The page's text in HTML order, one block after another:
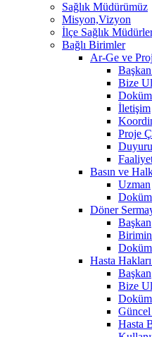
Sağlık Müdürümüz
Misyon,Vizyon
İlçe Sağlık
Bağlı Birimler
Ar-Ge ve
Başkan
Bize
İletişim
Proje
Basın ve
Uzman
Döner
Başkan
Hasta
Başkan
Bize
Hasta